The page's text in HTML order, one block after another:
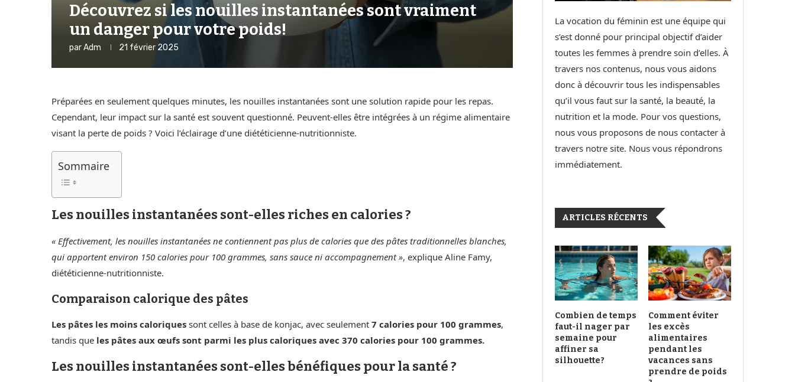
Découvrez si les nouilles instantanées sont vraiment
un danger pour votre poids!
parAdm 21 février 2025
Préparées en seulement quelques minutes, les nouilles instantanées sont une solution rapide pour les repas.
Cependant, leur impact sur la santé est souvent questionné. Peuvent-elles être intégrées à un régime alimentaire
visant la perte de poids ? Voici l’éclairage d’une diététicienne-nutritionniste.
Sommaire
Les nouilles instantanées sont-elles riches en calories ?
« Effectivement, les nouilles instantanées ne contiennent pas plus de calories que des pâtes traditionnelles blanches,
qui apportent environ 150 calories pour 100 grammes, sans sauce ni accompagnement », explique Aline Famy,
diététicienne-nutritionniste.
Comparaison calorique des pâtes
Les pâtes les moins caloriques sont celles à base de konjac, avec seulement 7 calories pour 100 grammes,
tandis que les pâtes aux œufs sont parmi les plus caloriques avec 370 calories pour 100 grammes.
Les nouilles instantanées sont-elles bénéfiques pour la santé ?
La vocation du féminin est une équipe qui
s’est donné pour principal objectif d’aider
toutes les femmes à prendre soin d’elles. À
travers nos contenus, nous vous aidons
donc à découvrir tous les indispensables
qu’il vous faut sur la santé, la beauté, la
nutrition et la mode. Pour vos questions,
nous vous proposons de nous contacter à
travers notre site. Nous vous répondrons
immédiatement.
ARTICLES RÉCENTS
Combien de temps
faut-il nager par
semaine pour
affiner sa
silhouette?
Comment éviter
les excès
alimentaires
pendant les
vacances sans
prendre de poids